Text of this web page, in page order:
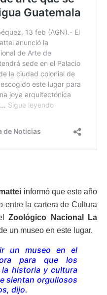
informó que este año
entre la cartera de Cultura
Zoológico Nacional La
un museo en este lugar.
un museo en el
para que los
historia y cultura
sientan orgullosos
dijo.